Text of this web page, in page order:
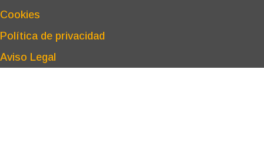
Cookies
Política de privacidad
Aviso Legal